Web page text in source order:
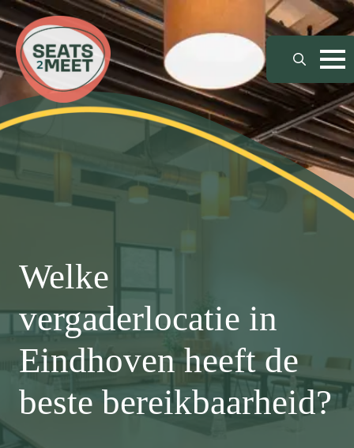
Search
for:
Welke
vergaderlocatie in
Eindhoven heeft de
beste bereikbaarheid?